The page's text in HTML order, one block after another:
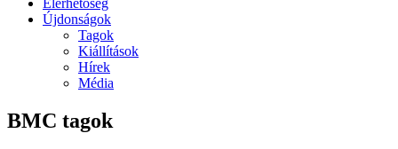
Elérhetőség
Újdonságok
Tagok
Kiállítások
Hírek
Média
BMC tagok